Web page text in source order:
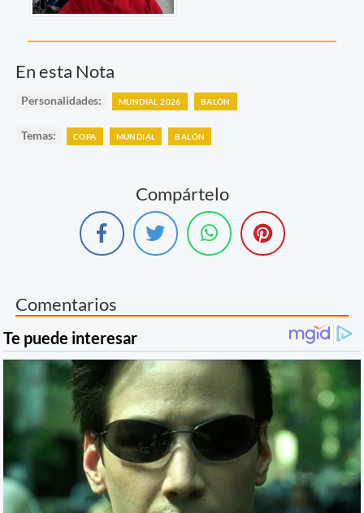
En esta Nota
Personalidades: MUNDIAL 2026 BALÓN
Temas: COPA MUNDIAL BALÓN
Compártelo
Comentarios